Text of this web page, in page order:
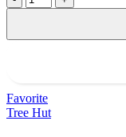
Favorite
Tree Hut